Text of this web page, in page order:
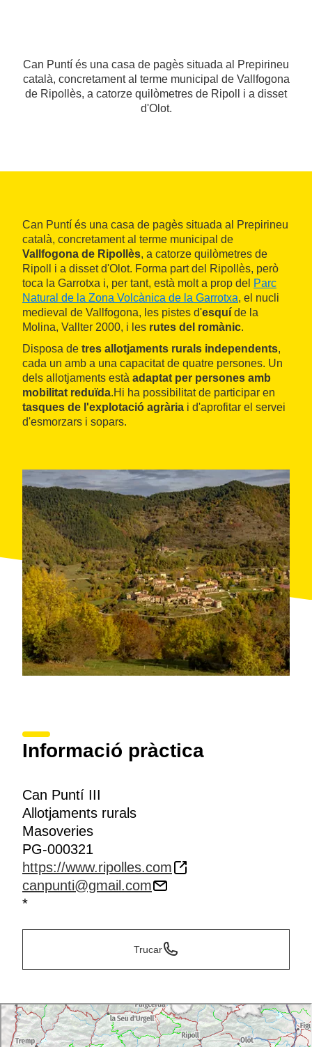
Can Puntí és una casa de pagès situada al Prepirineu
català, concretament al terme municipal de Vallfogona
de Ripollès, a catorze quilòmetres de Ripoll i a disset
d'Olot.
Can Puntí és una casa de pagès situada al Prepirineu
català, concretament al terme municipal de
Vallfogona de Ripollès, a catorze quilòmetres de
Ripoll i a disset d'Olot. Forma part del Ripollès, però
toca la Garrotxa i, per tant, està molt a prop del Parc
Natural de la Zona Volcànica de la Garrotxa, el nucli
medieval de Vallfogona, les pistes d'esquí de la
Molina, Vallter 2000, i les rutes del romànic.
Disposa de tres allotjaments rurals independents,
cada un amb a una capacitat de quatre persones. Un
dels allotjaments està adaptat per persones amb
mobilitat reduïda.Hi ha possibilitat de participar en
tasques de l'explotació agrària i d'aprofitar el servei
d'esmorzars i sopars.
Informació pràctica
Can Puntí III
Allotjaments rurals
Masoveries
PG-000321
https://www.ripolles.com
canpunti@gmail.com
*
Trucar